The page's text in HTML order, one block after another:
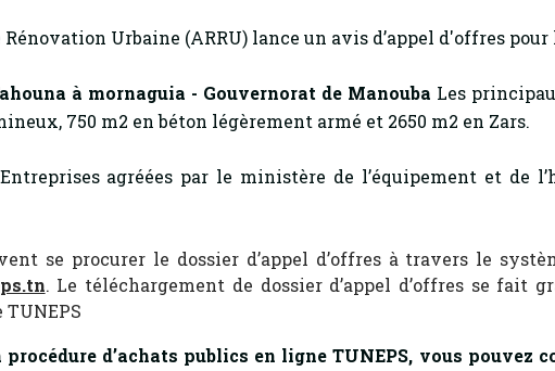
Urbaine (ARRU) lance un avis d’appel d'offres pour
à mornaguia - Gouvernorat de Manouba Les
750 m2 en béton légèrement armé et 2650 m2 en Zars.
agréées par le ministère de l’équipement et de
se procurer le dossier d’appel d’offres à travers le
. Le téléchargement de dossier d’appel d’offres se fait
d’achats publics en ligne TUNEPS, vous pouvez